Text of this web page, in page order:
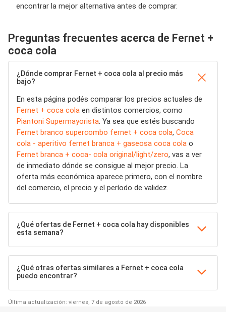
encontrar la mejor alternativa antes de comprar.
Preguntas frecuentes acerca de Fernet +
coca cola
¿Dónde comprar Fernet + coca cola al precio más
bajo?
En esta página podés comparar los precios actuales de
Fernet + coca cola en distintos comercios, como
Piantoni Supermayorista . Ya sea que estés buscando
Fernet branco supercombo fernet + coca cola, Coca
cola - aperitivo fernet branca + gaseosa coca cola o
Fernet branca + coca- cola original/light/zero, vas a ver
de inmediato dónde se consigue al mejor precio. La
oferta más económica aparece primero, con el nombre
del comercio, el precio y el período de validez.
¿Qué ofertas de Fernet + coca cola hay disponibles
esta semana?
¿Qué otras ofertas similares a Fernet + coca cola
puedo encontrar?
Última actualización: viernes, 7 de agosto de 2026